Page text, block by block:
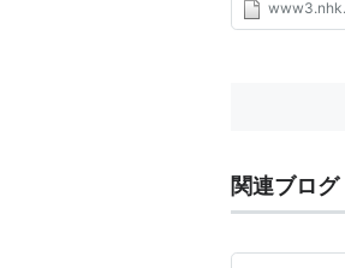
関連ブログ